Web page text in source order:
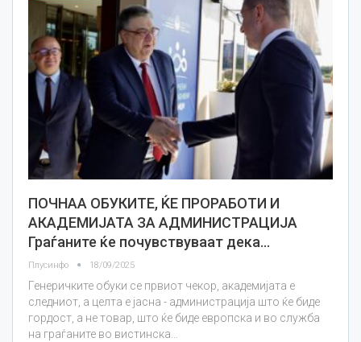
ПОЧНАА ОБУКИТЕ, ЌЕ ПРОРАБОТИ И
АКАДЕМИЈАТА ЗА АДМИНИСТРАЦИЈА
Граѓаните ќе почувствуваат дека…
Плусинфо 18/09/2025
Генеричките обуки се првиот чекор, академијата е
следниот, а целта е јасна - администрација што ќе биде
гордост, а не товар, што ќе биде европска и во служба
на граѓаните во вистинска…